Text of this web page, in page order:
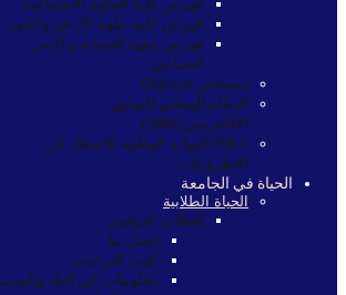
فهرس كلية علوم الأرض والكون
فهرس معهد الصيانة و الامن
الصناعي
ديسباس DSpace
النظام الوطني للتوثيق
الالكتروني(SNDL)
PNST البوابة الوطنية للاشعار عن
الاطروحات
الحياة في الجامعة
الحياة الطلابية
الطلاب الدوليين
اتصل بنا
كتيب الترحيب
معلومات عن البلد والمدينة